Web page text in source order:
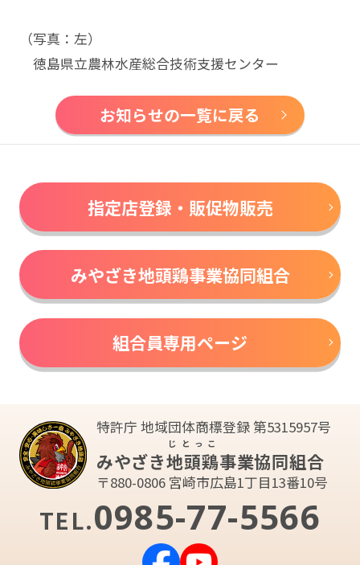
（写真：左）
徳島県立農林水産総合技術支援センター
お知らせの一覧に戻る
指定店登録・販促物販売
みやざき地頭鶏事業協同組合
組合員専用ページ
特許庁 地域団体商標登録 第5315957号
みやざき地頭鶏
じとっこ
事業協同組合
〒880-0806 宮崎市広島1丁目13番10号
TEL.0985-77-5566